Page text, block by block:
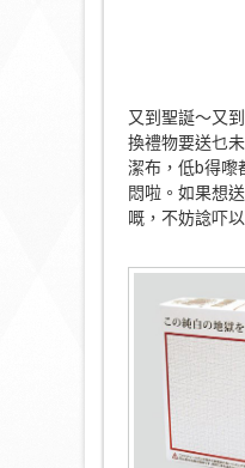
又到聖誕～又
換禮物要送乜
潔布，低b得嚟
悶啦。如果想
嘅，不妨諗吓